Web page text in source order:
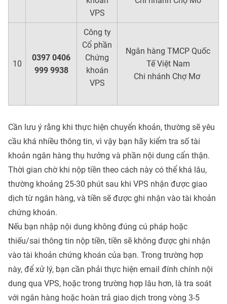
VPS
10
0397 0406
999 9938
Công ty
Cổ phần
Chứng
khoán
VPS
Ngân hàng TMCP Quốc
Tế Việt Nam
Chi nhánh Chợ Mơ
Cần lưu ý rằng khi thực hiện chuyển khoản, thường sẽ yêu
cầu khá nhiều thông tin, vì vậy bạn hãy kiểm tra số tài
khoản ngân hàng thụ hưởng và phần nội dung cẩn thận.
Thời gian chờ khi nộp tiền theo cách này có thể khá lâu,
thường khoảng 25-30 phút sau khi VPS nhận được giao
dịch từ ngân hàng, và tiền sẽ được ghi nhận vào tài khoản
chứng khoán.
Nếu bạn nhập nội dung không đúng cú pháp hoặc
thiếu/sai thông tin nộp tiền, tiền sẽ không được ghi nhận
vào tài khoản chứng khoán của bạn. Trong trường hợp
này, để xử lý, bạn cần phải thực hiện email đính chính nội
dung qua VPS, hoặc trong trường hợp lâu hơn, là tra soát
với ngân hàng hoặc hoàn trả giao dịch trong vòng 3-5